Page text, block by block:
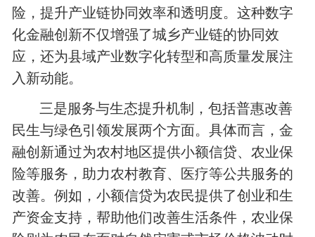
险，提升产业链协同效率和透明度。这种数字
化金融创新不仅增强了城乡产业链的协同效
应，还为县域产业数字化转型和高质量发展注
入新动能。
三是服务与生态提升机制，包括普惠改善
民生与绿色引领发展两个方面。具体而言，金
融创新通过为农村地区提供小额信贷、农业保
险等服务，助力农村教育、医疗等公共服务的
改善。例如，小额信贷为农民提供了创业和生
产资金支持，帮助他们改善生活条件，农业保